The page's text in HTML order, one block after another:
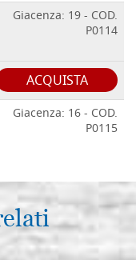
Giacenza: 19 - COD.
P0114
ACQUISTA
Giacenza: 16 - COD.
P0115
ACQUISTA
Giacenza: 18 - COD.